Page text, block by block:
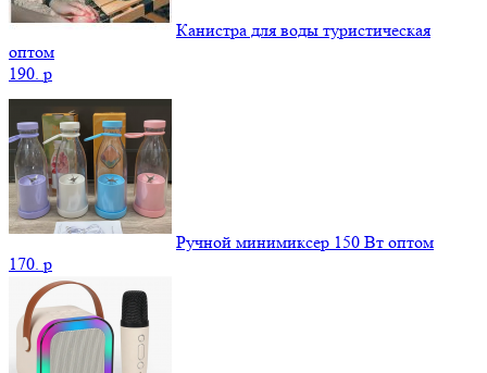
Канистра для воды туристическая
оптом
190. p
Ручной минимиксер 150 Вт оптом
170. p